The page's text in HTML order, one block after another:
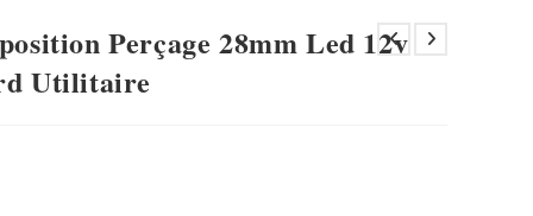
Perçage 28mm Led 12v
Utilitaire